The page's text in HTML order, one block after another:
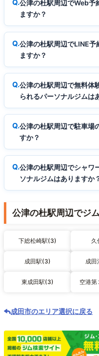
公津の杜駅周辺でWeb予
ますか？
公津の杜駅周辺でLINE予
ますか？
公津の杜駅周辺で無料体
られるパーソナルジムは
公津の杜駅周辺で駐車場
すか？
公津の杜駅周辺でシャワ
ソナルジムはありますか
公津の杜駅周辺でジ
下総松崎駅(3) 久
成田駅(3) 成
東成田駅(3) 空港
成田市のエリア選択に戻る